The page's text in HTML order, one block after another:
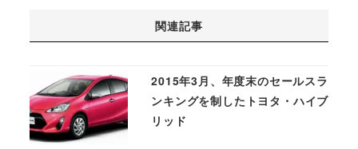
関連記事
2015年3月、年度末のセールスラ
ンキングを制したトヨタ・ハイブ
リッド